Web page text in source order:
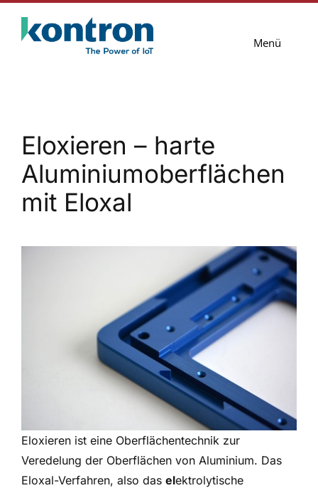
Inhalt
Menü
Blog
Unternehmen
Eloxieren – harte
Aluminiumoberflächen
mit Eloxal
Eloxieren ist eine Oberflächentechnik zur
Veredelung der Oberflächen von Aluminium. Das
Eloxal-Verfahren, also das elektrolytische